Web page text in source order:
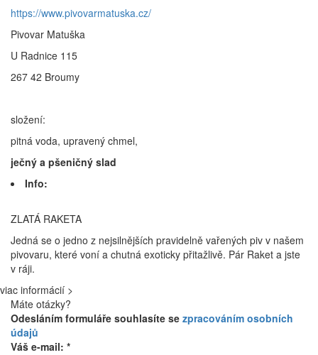
https://www.pivovarmatuska.cz/
Pivovar Matuška
U Radnice 115
267 42 Broumy
složení:
pitná voda, upravený chmel,
ječný a pšeničný slad
Info:
ZLATÁ RAKETA
Jedná se o jedno z nejsilnějších pravidelně vařených piv v našem
pivovaru, které voní a chutná exoticky přitažlivě. Pár Raket a jste
v ráji.
viac informácií >
Máte otázky?
Odesláním formuláře souhlasíte se zpracováním osobních
údajů
Váš e-mail: *